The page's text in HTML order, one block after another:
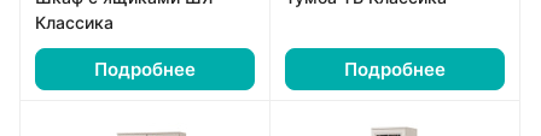
Классика
Подробнее Подробнее